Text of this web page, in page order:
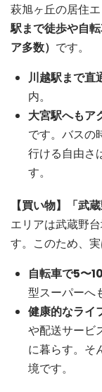
萩旭ヶ丘の居住
駅まで徒歩や自
ア多数） です。
川越駅まで直
内。
大宮駅へもア
です。バスの
行ける自由さ
す。
【買い物】「武
エリアは武蔵野
す。このため、
自転車で5〜
型スーパーへ
健康的なライ
や配送サービ
に暮らす。そ
境です。